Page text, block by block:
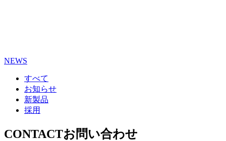
NEWS
すべて
お知らせ
新製品
採用
CONTACTお問い合わせ